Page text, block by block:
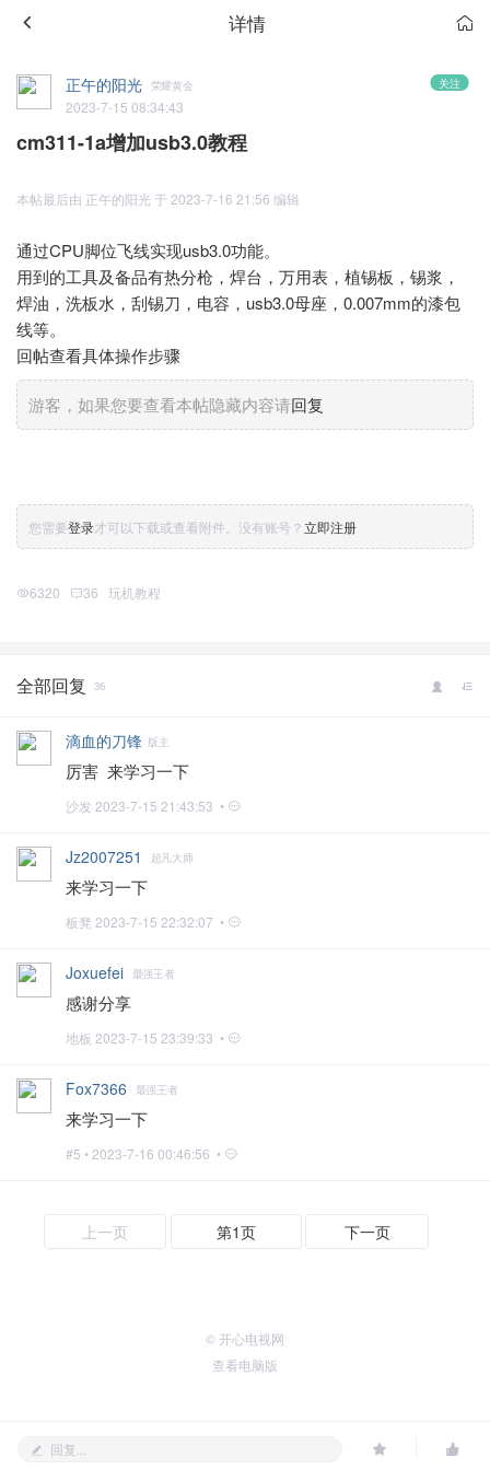
详情
关注
正午的阳光 荣耀黄金
2023-7-15 08:34:43
cm311-1a增加usb3.0教程
本帖最后由 正午的阳光 于 2023-7-16 21:56 编辑
通过CPU脚位飞线实现usb3.0功能。
用到的工具及备品有热分枪，焊台，万用表，植锡板，锡浆，
焊油，洗板水，刮锡刀，电容，usb3.0母座，0.007mm的漆包
线等。
回帖查看具体操作步骤
游客，如果您要查看本帖隐藏内容请回复
您需要登录才可以下载或查看附件。没有账号？立即注册
6320 36 玩机教程
全部回复 36
滴血的刀锋 版主
厉害 来学习一下
沙发 2023-7-15 21:43:53 •
Jz2007251 超凡大师
来学习一下
板凳 2023-7-15 22:32:07 •
Joxuefei 最强王者
感谢分享
地板 2023-7-15 23:39:33 •
Fox7366 最强王者
来学习一下
#5 • 2023-7-16 00:46:56 •
回复...
上一页 第1页 下一页
© 开心电视网
查看电脑版